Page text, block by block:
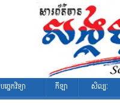
បច្ចេកវិទ្យា កីឡា សិល្បៈ